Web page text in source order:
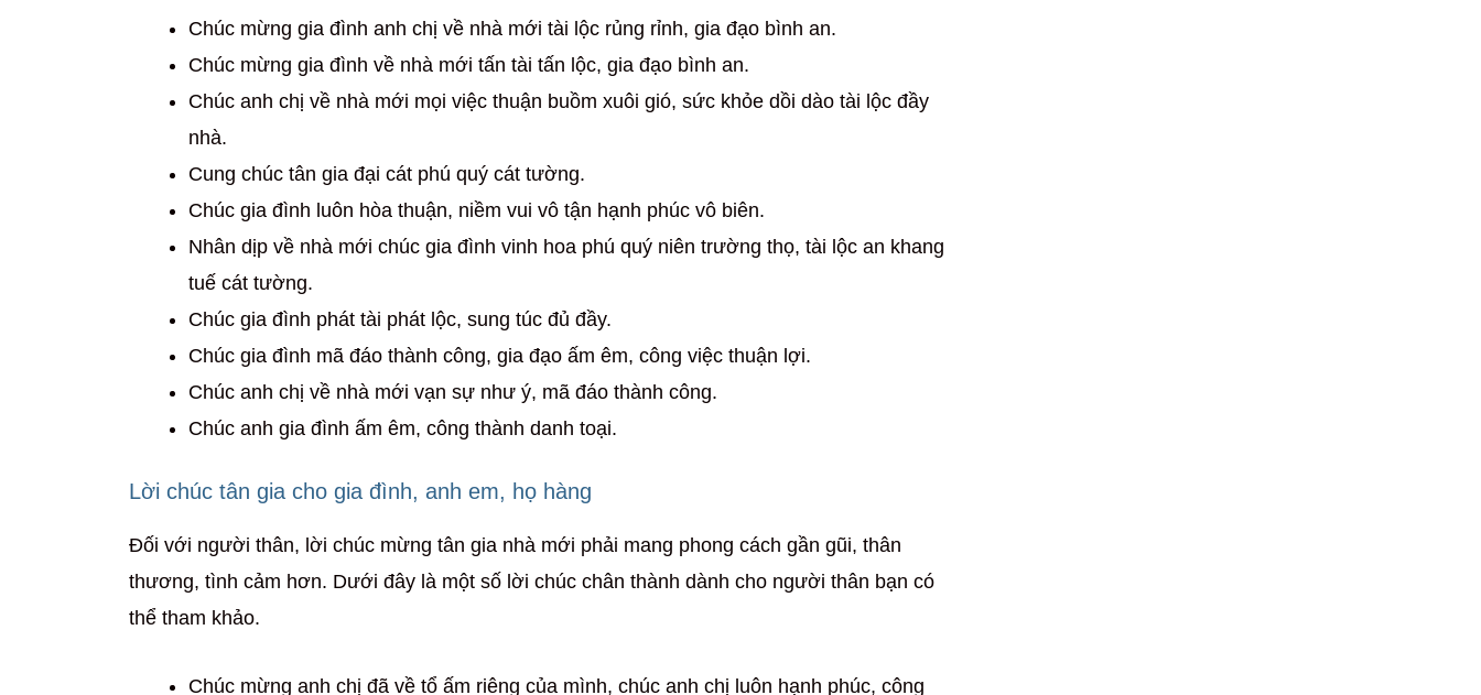
Chúc mừng gia đình anh chị về nhà mới tài lộc rủng rỉnh, gia đạo bình an.
Chúc mừng gia đình về nhà mới tấn tài tấn lộc, gia đạo bình an.
Chúc anh chị về nhà mới mọi việc thuận buồm xuôi gió, sức khỏe dồi dào tài lộc đầy
nhà.
Cung chúc tân gia đại cát phú quý cát tường.
Chúc gia đình luôn hòa thuận, niềm vui vô tận hạnh phúc vô biên.
Nhân dịp về nhà mới chúc gia đình vinh hoa phú quý niên trường thọ, tài lộc an khang
tuế cát tường.
Chúc gia đình phát tài phát lộc, sung túc đủ đầy.
Chúc gia đình mã đáo thành công, gia đạo ấm êm, công việc thuận lợi.
Chúc anh chị về nhà mới vạn sự như ý, mã đáo thành công.
Chúc anh gia đình ấm êm, công thành danh toại.
Lời chúc tân gia cho gia đình, anh em, họ hàng
Đối với người thân, lời chúc mừng tân gia nhà mới phải mang phong cách gần gũi, thân
thương, tình cảm hơn. Dưới đây là một số lời chúc chân thành dành cho người thân bạn có
thể tham khảo.
Chúc mừng anh chị đã về tổ ấm riêng của mình, chúc anh chị luôn hạnh phúc, công